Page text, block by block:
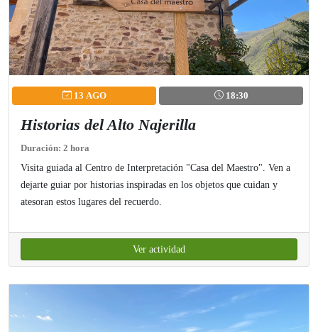
13 AGO 18:30
Historias del Alto Najerilla
Duración: 2 hora
Visita guiada al Centro de Interpretación "Casa del Maestro". Ven a
dejarte guiar por historias inspiradas en los objetos que cuidan y
atesoran estos lugares del recuerdo.
Ver actividad